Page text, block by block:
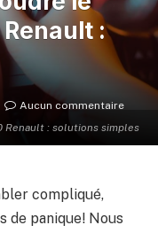
Renault : solutions simples
:
Aucun commentaire
compliqué,
de panique! Nous